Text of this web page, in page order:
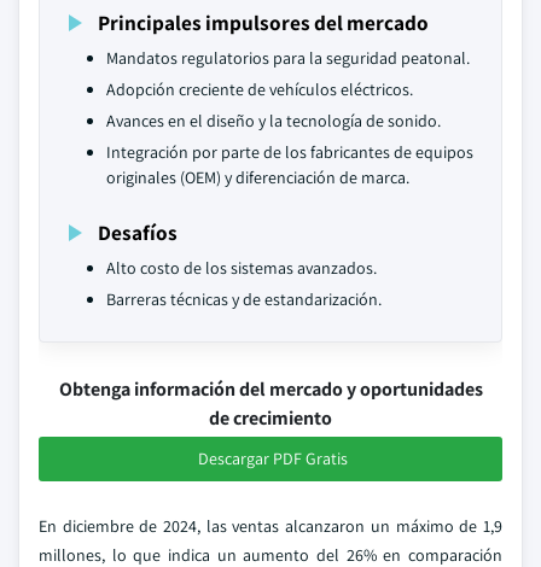
Principales impulsores del mercado
Mandatos regulatorios para la seguridad peatonal.
Adopción creciente de vehículos eléctricos.
Avances en el diseño y la tecnología de sonido.
Integración por parte de los fabricantes de equipos
originales (OEM) y diferenciación de marca.
Desafíos
Alto costo de los sistemas avanzados.
Barreras técnicas y de estandarización.
Obtenga información del mercado y oportunidades
de crecimiento
Descargar PDF Gratis
En diciembre de 2024, las ventas alcanzaron un máximo de 1,9
millones, lo que indica un aumento del 26% en comparación